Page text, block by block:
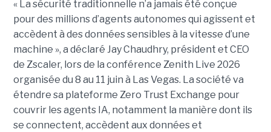
« La sécurité traditionnelle n’a jamais été conçue
pour des millions d’agents autonomes qui agissent et
accèdent à des données sensibles à la vitesse d’une
machine », a déclaré Jay Chaudhry, président et CEO
de Zscaler, lors de la conférence Zenith Live 2026
organisée du 8 au 11 juin à Las Vegas. La société va
étendre sa plateforme Zero Trust Exchange pour
couvrir les agents IA, notamment la manière dont ils
se connectent, accèdent aux données et